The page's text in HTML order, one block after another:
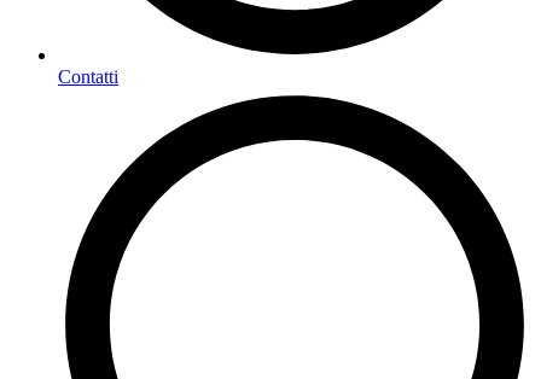
Contatti